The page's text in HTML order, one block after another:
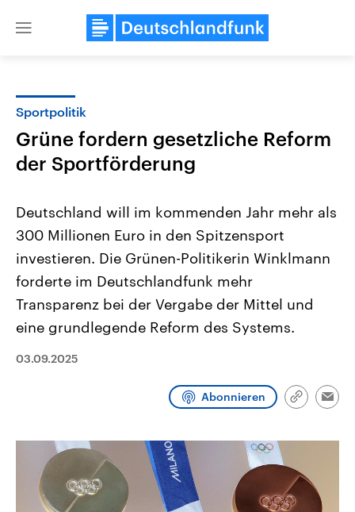
Close
Landtagswahl Sachsen-Anhalt
2026
Alle Informationen
Sachsen-Anhalt wählt am 6.
September 2026 einen neuen
Bundesland von einer Koalition aus
CDU, SPD und FDP regiert.-
Wahlprogramme, aktuelle Berichte
und Hintergründe zu den Parteien
USA
Aktuelle Beiträge,
Hintergründe
gehören die Vereinigten
Programm Podcasts
Audio-Archiv
Sportpolitik
Grüne fordern gesetzliche Reform
der Sportförderung
Deutschland will im kommenden Jahr mehr als
300 Millionen Euro in den Spitzensport
investieren. Die Grünen-Politikerin Winklmann
forderte im Deutschlandfunk mehr
Transparenz bei der Vergabe der Mittel und
eine grundlegende Reform des Systems.
03.09.2025
Abonnieren
Link